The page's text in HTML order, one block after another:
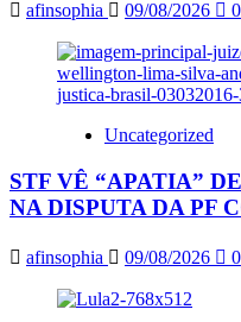
afinsophia 09/08/2026 0
Uncategorized
STF VÊ “APATIA”
NA DISPUTA DA PF
afinsophia 09/08/2026 0